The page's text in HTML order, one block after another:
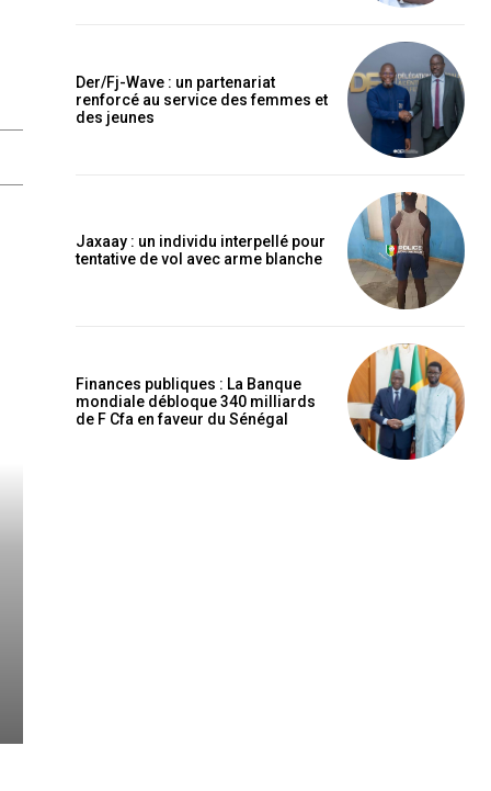
Der/Fj-Wave : un partenariat
renforcé au service des femmes et
des jeunes
Jaxaay : un individu interpellé pour
tentative de vol avec arme blanche
Finances publiques : La Banque
mondiale débloque 340 milliards
de F Cfa en faveur du Sénégal